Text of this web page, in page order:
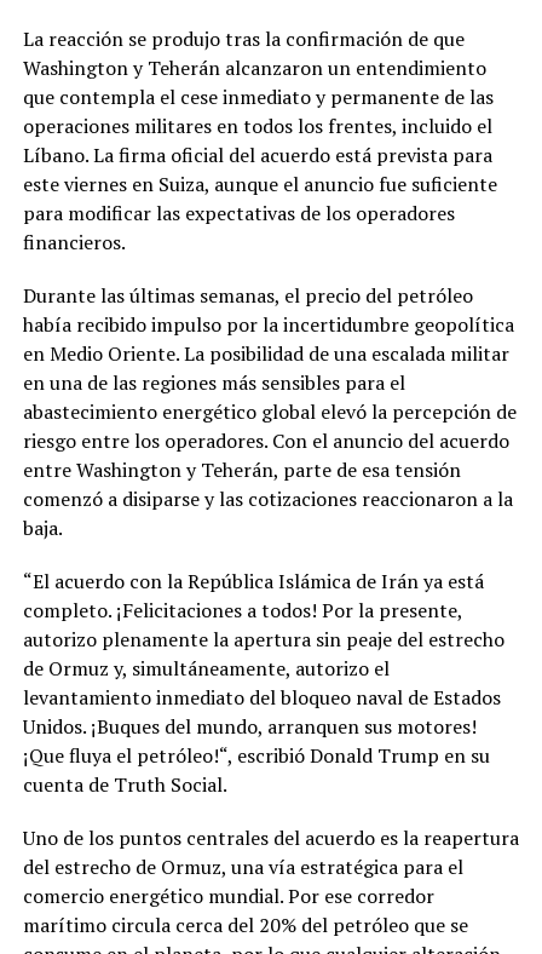
La reacción se produjo tras la confirmación de que
Washington y Teherán alcanzaron un entendimiento
que contempla el cese inmediato y permanente de las
operaciones militares en todos los frentes, incluido el
Líbano. La firma oficial del acuerdo está prevista para
este viernes en Suiza, aunque el anuncio fue suficiente
para modificar las expectativas de los operadores
financieros.
Durante las últimas semanas, el precio del petróleo
había recibido impulso por la incertidumbre geopolítica
en Medio Oriente. La posibilidad de una escalada militar
en una de las regiones más sensibles para el
abastecimiento energético global elevó la percepción de
riesgo entre los operadores. Con el anuncio del acuerdo
entre Washington y Teherán, parte de esa tensión
comenzó a disiparse y las cotizaciones reaccionaron a la
baja.
“El acuerdo con la República Islámica de Irán ya está
completo. ¡Felicitaciones a todos! Por la presente,
autorizo plenamente la apertura sin peaje del estrecho
de Ormuz y, simultáneamente, autorizo el
levantamiento inmediato del bloqueo naval de Estados
Unidos. ¡Buques del mundo, arranquen sus motores!
¡Que fluya el petróleo!“, escribió Donald Trump en su
cuenta de Truth Social.
Uno de los puntos centrales del acuerdo es la reapertura
del estrecho de Ormuz, una vía estratégica para el
comercio energético mundial. Por ese corredor
marítimo circula cerca del 20% del petróleo que se